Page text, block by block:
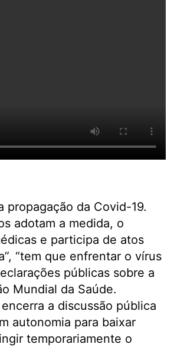
da Covid-19.
adotam a medida, o
e participa de atos
“tem que enfrentar o vírus
públicas sobre a
Mundial da Saúde.
a discussão pública
autonomia para baixar
temporariamente o